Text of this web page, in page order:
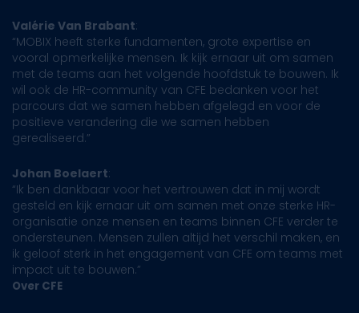
Valérie Van Brabant:
“MOBIX heeft sterke fundamenten, grote expertise en
vooral opmerkelijke mensen. Ik kijk ernaar uit om samen
met de teams aan het volgende hoofdstuk te bouwen. Ik
wil ook de HR-community van CFE bedanken voor het
parcours dat we samen hebben afgelegd en voor de
positieve verandering die we samen hebben
gerealiseerd.”
Johan Boelaert:
“Ik ben dankbaar voor het vertrouwen dat in mij wordt
gesteld en kijk ernaar uit om samen met onze sterke HR-
organisatie onze mensen en teams binnen CFE verder te
ondersteunen. Mensen zullen altijd het verschil maken, en
ik geloof sterk in het engagement van CFE om teams met
impact uit te bouwen.”
Over CFE